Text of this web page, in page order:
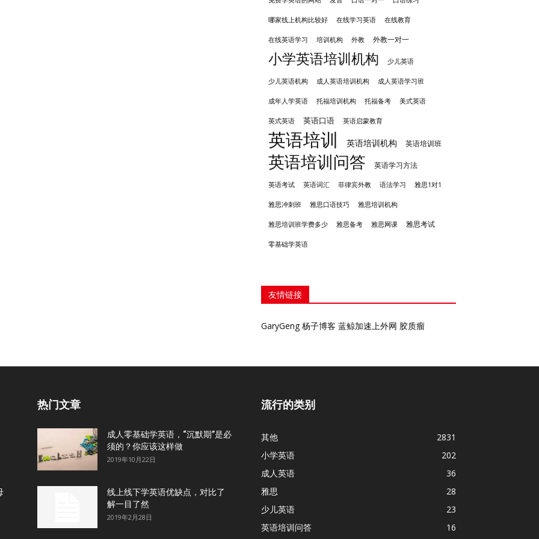
哪家线上机构比较好 在线学习英语 在线教育
在线英语学习 培训机构 外教 外教一对一
小学英语培训机构 少儿英语
少儿英语机构 成人英语培训机构 成人英语学习班
成年人学英语 托福培训机构 托福备考 美式英语
英式英语 英语口语 英语启蒙教育
英语培训 英语培训机构 英语培训班
英语培训问答 英语学习方法
英语考试 英语词汇 菲律宾外教 语法学习 雅思1对1
雅思冲刺班 雅思口语技巧 雅思培训机构
雅思培训班学费多少 雅思备考 雅思网课 雅思考试
零基础学英语
友情链接
GaryGeng 杨子博客 蓝鲸加速上外网 胶质瘤
热门文章
成人零基础学英语，“沉默期”是必
须的？你应该这样做
2019年10月22日
线上线下学英语优缺点，对比了
解一目了然
2019年2月28日
流行的类别
其他
2831
小学英语
202
成人英语
36
雅思
28
少儿英语
23
英语培训问答
16